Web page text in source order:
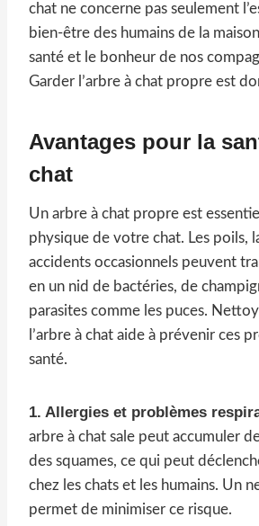
chat ne concerne pas seulement
bien-être des humains de la
santé et le bonheur de nos
Garder l’arbre à chat propre est
Avantages pour la
chat
Un arbre à chat propre est
physique de votre chat. Les poils,
accidents occasionnels peuvent
en un nid de bactéries, de
parasites comme les puces.
l’arbre à chat aide à prévenir ces
santé.
1. Allergies et problèmes
arbre à chat sale peut accumuler
des squames, ce qui peut
chez les chats et les humains. Un
permet de minimiser ce risque.